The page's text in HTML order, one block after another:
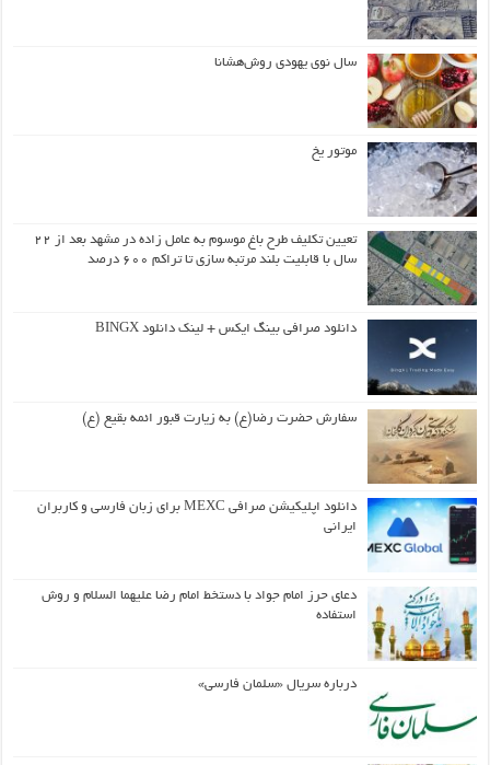
سال نوی یهودی روش‌هشانا
موتور یخ
تعیین تکلیف طرح باغ موسوم به عامل زاده در مشهد بعد از ۲۲
سال با قابلیت بلند مرتبه سازی تا تراکم ۶۰۰ درصد
دانلود صرافی بینگ ایکس + لینک دانلود BINGX
سفارش حضرت رضا(ع) به زیارت قبور ائمه بقیع (ع)
دانلود اپلیکیشن صرافی MEXC برای زبان فارسی و کاربران
ایرانی
دعای حرز امام جواد با دستخط امام رضا علیهما السلام و روش
استفاده
درباره سریال «سلمان فارسی»